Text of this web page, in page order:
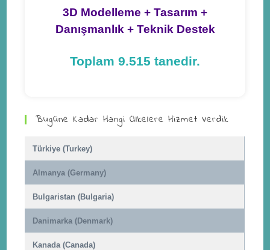
3D Modelleme + Tasarım +
Danışmanlık + Teknik Destek
Toplam 9.515 tanedir.
Bugüne Kadar Hangi Ülkelere Hizmet Verdik
Türkiye (Turkey)
Almanya (Germany)
Bulgaristan (Bulgaria)
Danimarka (Denmark)
Kanada (Canada)